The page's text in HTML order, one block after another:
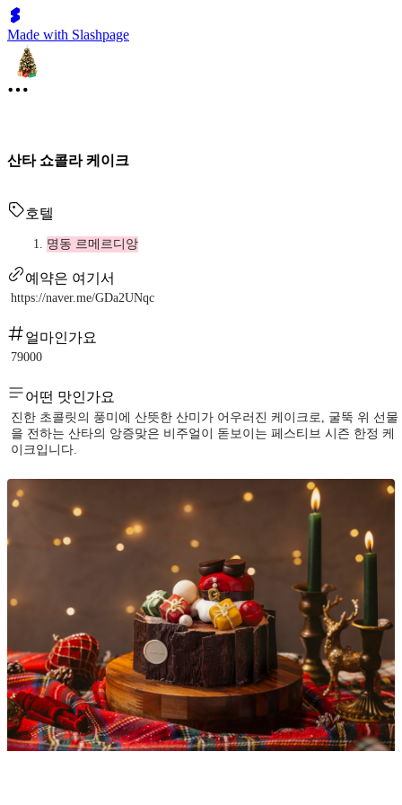
Made with Slashpage
산타 쇼콜라 케이크
호텔
명동 르메르디앙
예약은 여기서
https://naver.me/GDa2UNqc
얼마인가요
79000
어떤 맛인가요
진한 초콜릿의 풍미에 산뜻한 산미가 어우러진 케이크로, 굴뚝 위 선물
을 전하는 산타의 앙증맞은 비주얼이 돋보이는 페스티브 시즌 한정 케
이크입니다.